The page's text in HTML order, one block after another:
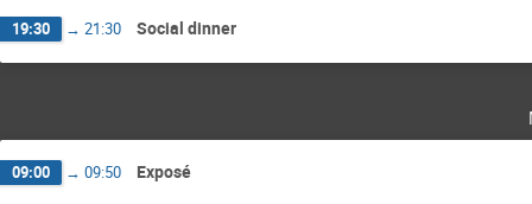
19:30 → 21:30 Social dinner
09:00 → 09:50 Exposé